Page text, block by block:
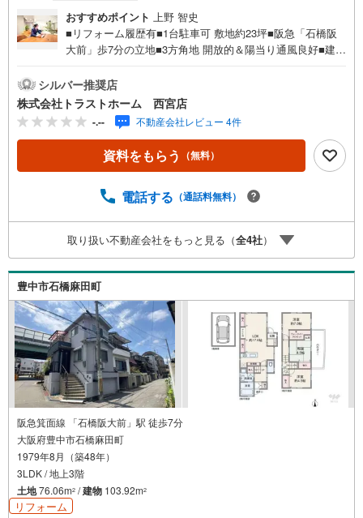
おすすめポイント 上野 智史
■リフォーム履歴有■1台駐車可 敷地約23坪■阪急「石橋阪
大前」歩7分の立地■3方角地 開放的＆陽当り通風良好■建物
K■収納充実！全居室・洗面室・床下収納、ウォークインC
L、フリースペース■食洗機付！お料理の後片付けをサポー
ト◎■勝手口有 ゴミの一時置きや換気に便利■小・中学校、
スーパー、病院が徒歩10分圏内で生活便利〈平成24年12月
リフォーム内容〉・外壁・屋根塗装・システムキッチン交
換・ユニットバス交換・温水洗浄便座付トイレ交換・クロ
は、トラストホームにお任せください！〇定休日はござい
えします♪〇急なご予約も大歓迎です♪〇住宅ローン相談、
買替相談もお任せください！詳しくは弊社HPをご覧くださ
いませ♪〇神戸市全域、明石・芦屋・西宮・宝塚・三田市
など 幅広いエリアで物件のご紹介が可能です♪
シルバー推奨店
株式会社トラストホーム 西宮店
-.-- 不動産会社レビュー 4件
資料をもらう （無料）
電話する （通話料無料）
取り扱い不動産会社をもっと見る（全4社）
豊中市石橋麻田町
阪急箕面線 「石橋阪大前」駅 徒歩7分
大阪府豊中市石橋麻田町
1979年8月（築48年）
3LDK / 地上3階
土地76.06m2 /建物 103.92m2
リフォーム